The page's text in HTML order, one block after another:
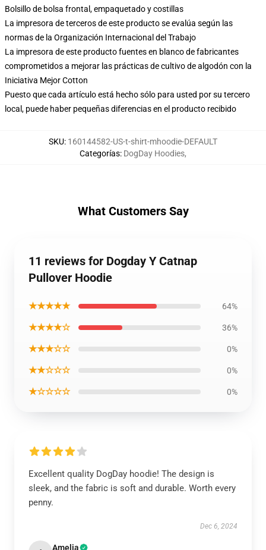
Bolsillo de bolsa frontal, empaquetado y costillas
La impresora de terceros de este producto se evalúa según las
normas de la Organización Internacional del Trabajo
La impresora de este producto fuentes en blanco de fabricantes
comprometidos a mejorar las prácticas de cultivo de algodón con la
Iniciativa Mejor Cotton
Puesto que cada artículo está hecho sólo para usted por su tercero
local, puede haber pequeñas diferencias en el producto recibido
SKU: 160144582-US-t-shirt-mhoodie-DEFAULT
Categorías: DogDay Hoodies,
What Customers Say
11 reviews for Dogday Y Catnap
Pullover Hoodie
★★★★★ 64%
★★★★☆ 36%
★★★☆☆ 0%
★★☆☆☆ 0%
★☆☆☆☆ 0%
Excellent quality DogDay hoodie! The design is
sleek, and the fabric is soft and durable. Worth every
penny.
Dec 6, 2024
Amelia